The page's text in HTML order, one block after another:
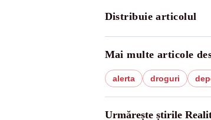
Distribuie articolul
Mai multe articole
alerta droguri
Urmărește știrile